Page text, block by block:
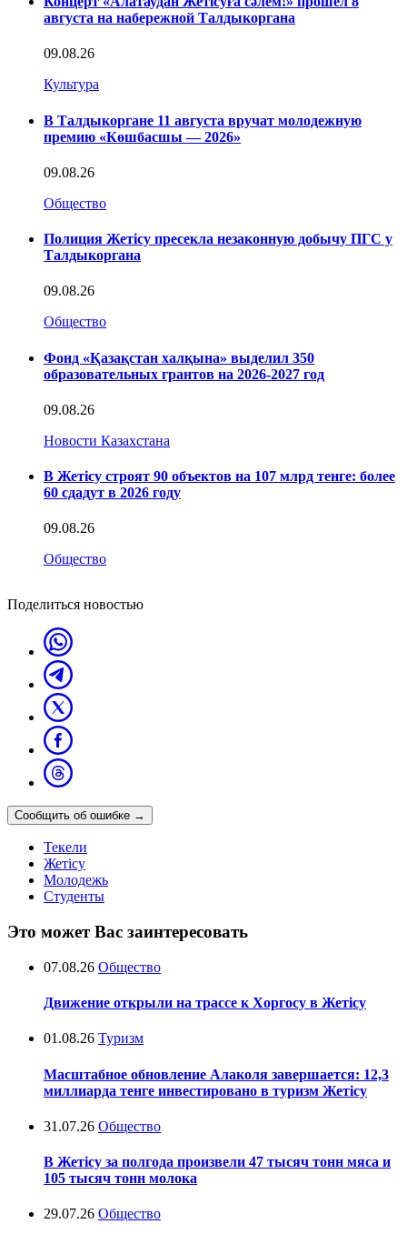
августа на набережной Талдыкоргана
09.08.26
Культура
В Талдыкоргане 11 августа вручат молодежную
премию «Көшбасшы — 2026»
09.08.26
Общество
Полиция Жетісу пресекла незаконную добычу ПГС у
Талдыкоргана
09.08.26
Общество
Фонд «Қазақстан халқына» выделил 350
образовательных грантов на 2026-2027 год
09.08.26
Новости Казахстана
В Жетісу строят 90 объектов на 107 млрд тенге: более
60 сдадут в 2026 году
09.08.26
Общество
Поделиться новостью
Сообщить об ошибке →
Текели
Жетісу
Молодежь
Студенты
Это может Вас заинтересовать
07.08.26 Общество
Движение открыли на трассе к Хоргосу в Жетісу
01.08.26 Туризм
Масштабное обновление Алаколя завершается: 12,3
миллиарда тенге инвестировано в туризм Жетісу
31.07.26 Общество
В Жетісу за полгода произвели 47 тысяч тонн мяса и
105 тысяч тонн молока
29.07.26 Общество